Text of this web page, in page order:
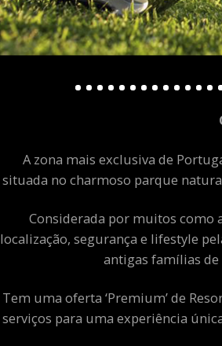
A zona mais exclusiva de
situada no charmoso parque
Considerada por muitos como
localização, segurança e lifestyle
antigas famílias de
Tem uma oferta ‘Premium’ de
serviços para uma experiência